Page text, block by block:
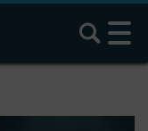
Hledat